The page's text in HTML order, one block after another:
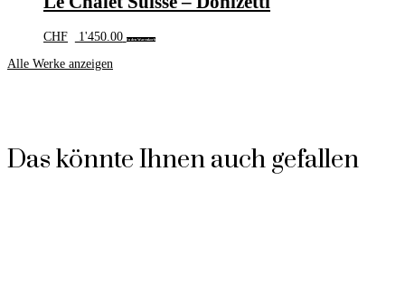
CHF 1'450.00 In den Warenkorb
Alle Werke anzeigen
Das könnte Ihnen auch gefallen